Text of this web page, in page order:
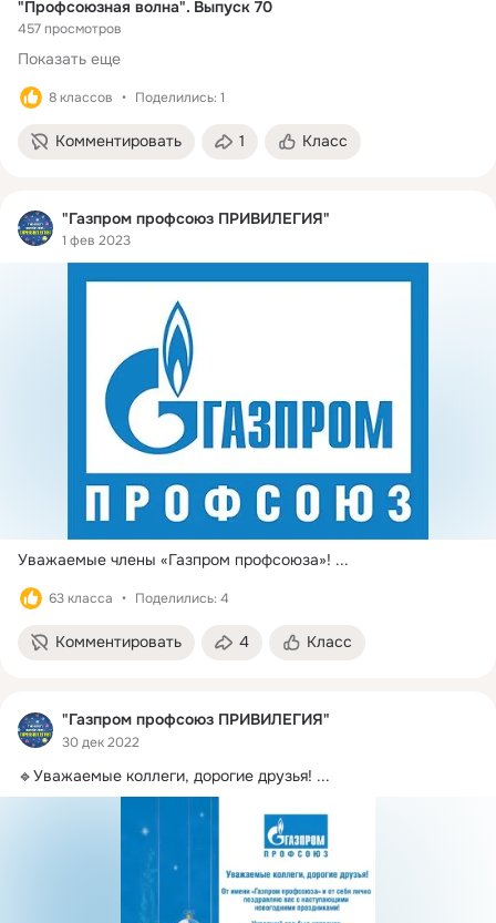
"Профсоюзная волна". Выпуск 70
457 просмотров
Показать еще
8 классов Поделились: 1
Комментировать 1 Класс
"Газпром профсоюз ПРИВИЛЕГИЯ"
1 фев 2023
Уважаемые члены «Газпром профсоюза»! ...
63 класса Поделились: 4
Комментировать 4 Класс
"Газпром профсоюз ПРИВИЛЕГИЯ"
30 дек 2022
🔹Уважаемые коллеги, дорогие друзья! ...